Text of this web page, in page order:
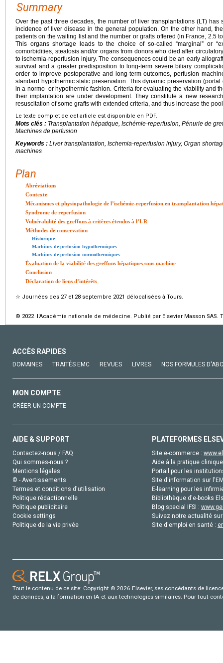
Summary
Over the past three decades, the number of liver transplantations (LT)
incidence of liver disease in the general population. On the other hand,
patients on the waiting list and the number or grafts offered (in France, 2.5
This organs shortage leads to the choice of so-called “marginal” or
comorbidities, steatosis and/or organs from donors who died after
to ischemia-reperfusion injury. The consequences could be an early
survival and a greater predisposition to long-term severe biliary
order to improve postoperative and long-term outcomes, perfusion
standard hypothermic static preservation. This dynamic preservation
in a normo- or hypothermic fashion. Criteria for evaluating the viability and
their implantation are under development. They constitute a new
resuscitation of some grafts with extended criteria, and thus increase the
Le texte complet de cet article est disponible en PDF.
Mots clés : Transplantation hépatique, Ischémie-reperfusion, Pénurie de
Machines de perfusion
Keywords : Liver transplantation, Ischemia-reperfusion injury, Organ
machines
Plan
Abréviations
Contexte
Mécanismes et physiopathologie de l’ischémie-reperfusion en transplantation
Syndrome de reperfusion
Vulnérabilité des greffons à critères étendus à l’I-R
Méthodes de conservation
Historique
Machines de perfusion hypothermiques
Machines de perfusion normothermiques
Évaluation de la viabilité des greffons hépatiques sous machine
Conclusion
Déclaration de liens d’intérêts
☆ Journées des 27 et 28 septembre 2021 délocalisées à Tours.
© 2022 l'Académie nationale de médecine. Publié par Elsevier Masson SAS.
ACCÈS RAPIDES
DOMAINES TRAITÉS EMC REVUES LIVRES NOS FORMULES
MON COMPTE
CRÉER UN COMPTE
AIDE & SUPPORT
Contactez-nous / FAQ
Qui sommes-nous ?
Mentions légales
© - Avertissements
Termes et conditions d'utilisation
Politique rédactionnelle
Politique publicitaire
Cookie settings
Politique de la vie privée
PLATEFORMES
Site e-commerce :
Aide à la pratique
Portail pour les
Site d'information sur
E-learning pour les
Bibliothèque d'e-books
Blog special IFSI :
Suivez notre actualité
Site d'emploi en santé :
Tout le contenu de ce site: Copyright © 2026 Elsevier, ses concédants de
de données, a la formation en IA et aux technologies similaires. Pour tout